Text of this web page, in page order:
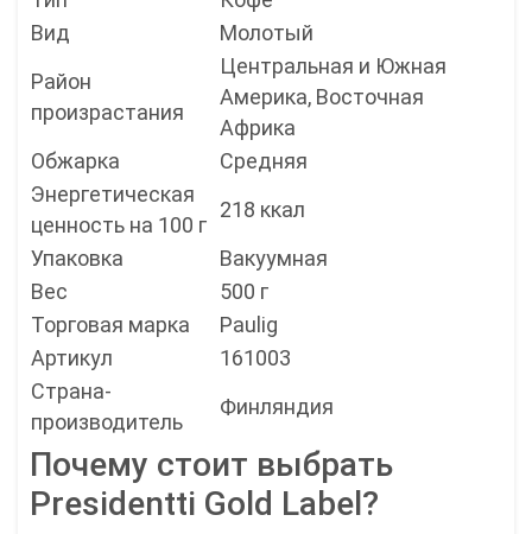
Вид
Молотый
Район
произрастания
Центральная и Южная
Америка, Восточная
Африка
Обжарка
Средняя
Энергетическая
ценность на 100 г
218 ккал
Упаковка
Вакуумная
Вес
500 г
Торговая марка
Paulig
Артикул
161003
Страна-
производитель
Финляндия
Почему стоит выбрать
Presidentti Gold Label?